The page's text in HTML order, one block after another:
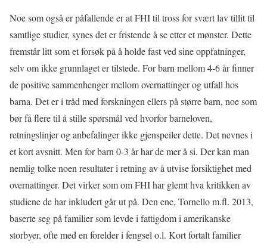
Noe som også er påfallende er at FHI til tross for svært lav tillit til
samtlige studier, synes det er fristende å se etter et mønster. Dette
fremstår litt som et forsøk på å holde fast ved sine oppfatninger,
selv om ikke grunnlaget er tilstede. For barn mellom 4-6 år finner
de positive sammenhenger mellom overnattinger og utfall hos
barna. Det er i tråd med forskningen ellers på større barn, noe som
bør få flere til å stille spørsmål ved hvorfor barneloven,
retningslinjer og anbefalinger ikke gjenspeiler dette. Det nevnes i
et kort avsnitt. Men for barn 0-3 år har de mer å si. Der kan man
nemlig tolke noen resultater i retning av å utvise forsiktighet med
overnattinger. Det virker som om FHI har glemt hva kritikken av
studiene de har inkludert går ut på. Den ene, Tornello m.fl. 2013,
baserte seg på familier som levde i fattigdom i amerikanske
storbyer, ofte med en forelder i fengsel o.l. Kort fortalt familier